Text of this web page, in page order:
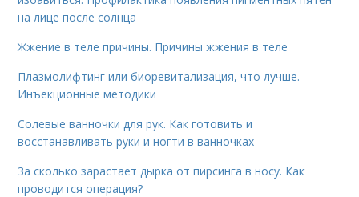
на лице после солнца
Жжение в теле причины. Причины жжения в теле
Плазмолифтинг или биоревитализация, что лучше.
Инъекционные методики
Солевые ванночки для рук. Как готовить и
восстанавливать руки и ногти в ванночках
За сколько зарастает дырка от пирсинга в носу. Как
проводится операция?